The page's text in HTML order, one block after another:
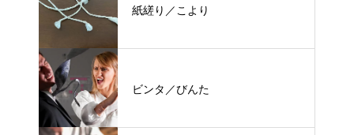
紙縒り／こより
ビンタ／びんた